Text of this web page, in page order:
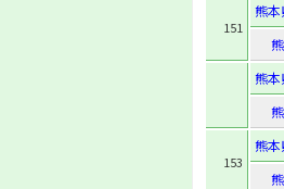
151
熊本
熊本
153
熊本